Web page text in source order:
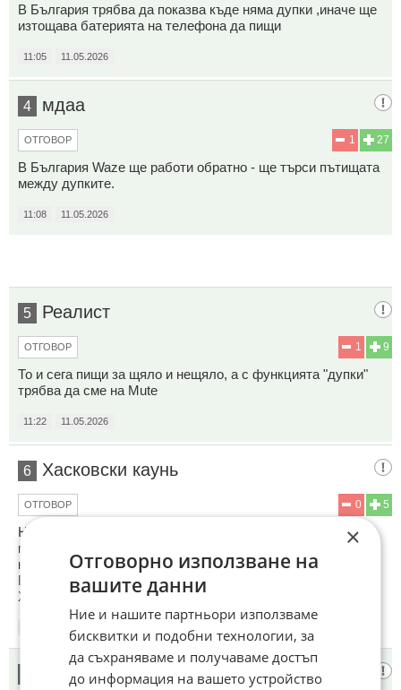
В България трябва да показва къде няма дупки ,иначе ще
изтощава батерията на телефона да пищи
11:05 11.05.2026
4 мдаа
27
1
ОТГОВОР
В България Waze ще работи обратно - ще търси пътищата
между дупките.
11:08 11.05.2026
5 Реалист
9
1
ОТГОВОР
То и сега пищи за щяло и нещяло, а с функцията "дупки"
трябва да сме на Mute
11:22 11.05.2026
6 Хасковски каунь
5
0
ОТГОВОР
Не може да се пребори с творческите превъплащения и
майсторското прикритие по ландшафта на българския
катаджия
Внимавайте на детелината Тракия за Цалапица!!!
ХРАНИЛКА!
Закс
×
Отговорно използване на
вашите данни
Ние и нашите партньори използваме
бисквитки и подобни технологии, за
да съхраняваме и получаваме достъп
до информация на вашето устройство